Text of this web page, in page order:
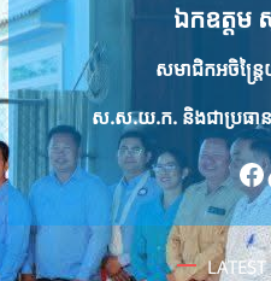
ឯកឧត្ដម
សមាជិកអចិន្ត្រ
ស.ស.យ.ក. និងជាប្រធ
Facebook